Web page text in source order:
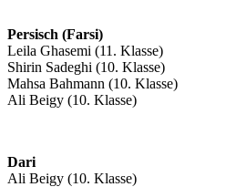
Persisch (Farsi)
Leila Ghasemi (11. Klasse)
Shirin Sadeghi (10. Klasse)
Mahsa Bahmann (10. Klasse)
Ali Beigy (10. Klasse)
Dari
Ali Beigy (10. Klasse)